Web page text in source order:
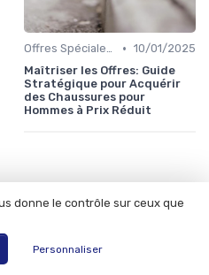
Offres Spéciales et Promotions • 10/01/2025
Maîtriser les Offres: Guide
Stratégique pour Acquérir
des Chaussures pour
Hommes à Prix Réduit
donne le contrôle sur ceux que
Personnaliser